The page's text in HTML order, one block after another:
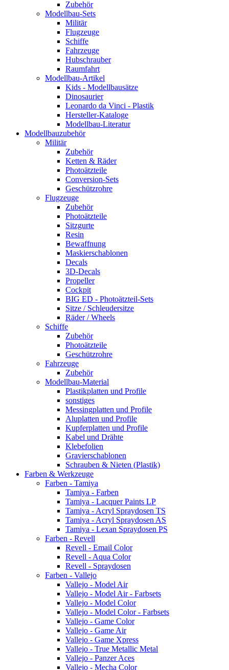
Zubehör
Modellbau-Sets
Militär
Flugzeuge
Schiffe
Fahrzeuge
Hubschrauber
Raumfahrt
Modellbau-Artikel
Kids - Modellbausätze
Dinosaurier
Leonardo da Vinci - Plastik
Hersteller-Kataloge
Modellbau-Literatur
Modellbauzubehör
Militär
Zubehör
Ketten & Räder
Photoätzteile
Conversion-Sets
Geschützrohre
Flugzeuge
Zubehör
Photoätzteile
Sitzgurte
Resin
Bewaffnung
Maskierschablonen
Decals
3D-Decals
Propeller
Cockpit
BIG ED - Photoätzteil-Sets
Sitze / Schleudersitze
Räder / Wheels
Schiffe
Zubehör
Photoätzteile
Geschützrohre
Fahrzeuge
Zubehör
Modellbau-Material
Plastikplatten und Profile
sonstiges
Messingplatten und Profile
Aluplatten und Profile
Kupferplatten und Profile
Kabel und Drähte
Klebefolien
Gravierschablonen
Schrauben & Nieten (Plastik)
Farben & Werkzeuge
Farben - Tamiya
Tamiya - Farben
Tamiya - Lacquer Paints LP
Tamiya - Acryl Spraydosen TS
Tamiya - Acryl Spraydosen AS
Tamiya - Lexan Spraydosen PS
Farben - Revell
Revell - Email Color
Revell - Aqua Color
Revell - Spraydosen
Farben - Vallejo
Vallejo - Model Air
Vallejo - Model Air - Farbsets
Vallejo - Model Color
Vallejo - Model Color - Farbsets
Vallejo - Game Color
Vallejo - Game Air
Vallejo - Game Xpress
Vallejo - True Metallic Metal
Vallejo - Panzer Aces
Vallejo - Mecha Color